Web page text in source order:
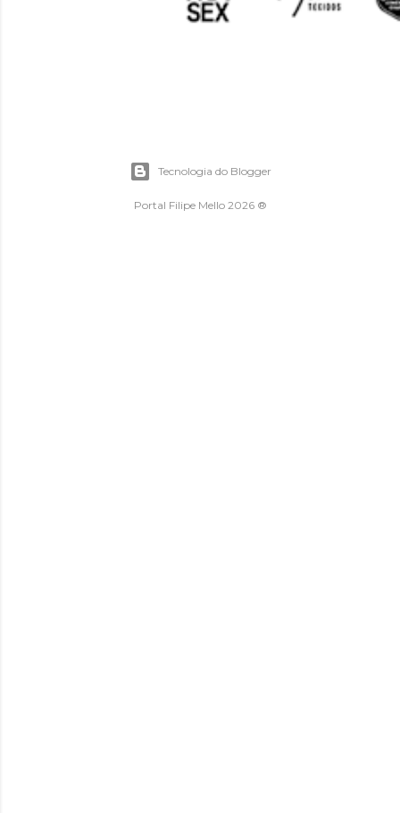
Tecnologia do Blogger
Portal Filipe Mello 2026 ®